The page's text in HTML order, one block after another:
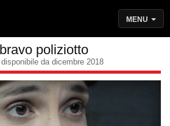
MENU
poliziotto
da dicembre 2018